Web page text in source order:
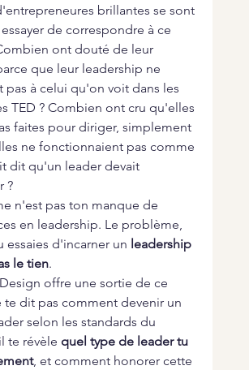
brillantes se sont
de correspondre à ce
ont douté de leur
que leur leadership ne
pas à celui qu'on voit dans les
TED ? Combien ont cru qu'elles
faites pour diriger, simplement
ne fonctionnaient pas comme
dit qu'un leader devait
?
n'est pas ton manque de
en leadership. Le problème,
essaies d'incarner un leadership
le tien.
offre une sortie de ce
te dit pas comment devenir un
selon les standards du
te révèle quel type de leader tu
, et comment honorer cette